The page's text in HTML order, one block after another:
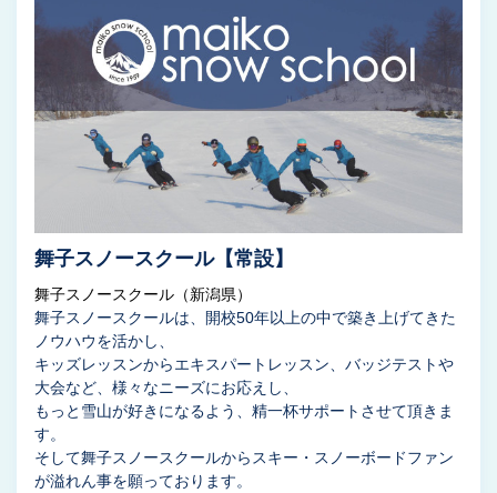
舞子スノースクール【常設】
舞子スノースクール（新潟県）
舞子スノースクールは、開校50年以上の中で築き上げてきた
ノウハウを活かし、
キッズレッスンからエキスパートレッスン、バッジテストや
大会など、様々なニーズにお応えし、
もっと雪山が好きになるよう、精一杯サポートさせて頂きま
す。
そして舞子スノースクールからスキー・スノーボードファン
が溢れん事を願っております。